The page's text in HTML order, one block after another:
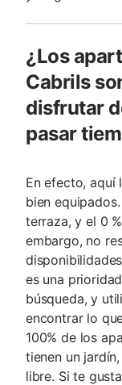
¿Los
Cabrils
disfrutar
pasar
En efecto, aquí
bien
terraza, y el 0
embargo, no
es una
búsqueda, y
encontrar lo
100% de los
tienen un
libre. Si te